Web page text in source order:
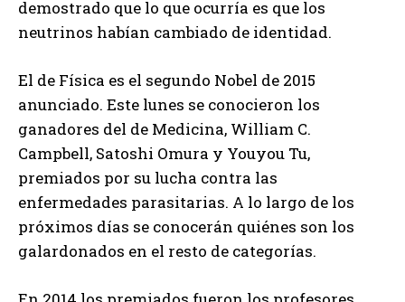
demostrado que lo que ocurría es que los
neutrinos habían cambiado de identidad.
El de Física es el segundo Nobel de 2015
anunciado. Este lunes se conocieron los
ganadores del de Medicina, William C.
Campbell, Satoshi Omura y Youyou Tu,
premiados por su lucha contra las
enfermedades parasitarias. A lo largo de los
próximos días se conocerán quiénes son los
galardonados en el resto de categorías.